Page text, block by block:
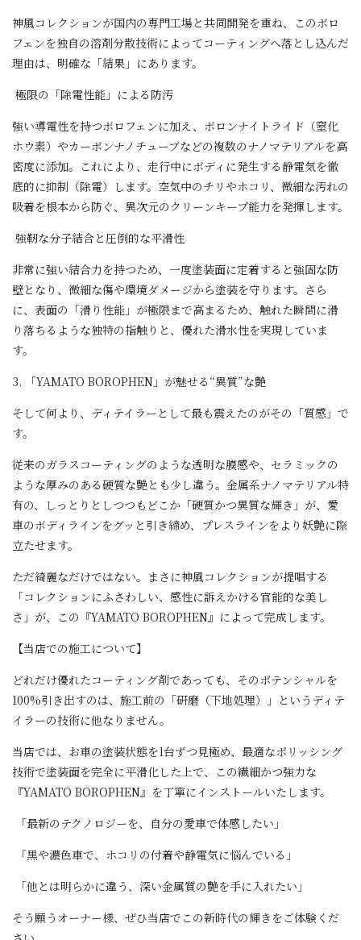
神風コレクションが国内の専門工場と共同開発を重ね、このボロ
フェンを独自の溶剤分散技術によってコーティングへ落とし込んだ
理由は、明確な「結果」にあります。
極限の「除電性能」による防汚
強い導電性を持つボロフェンに加え、ボロンナイトライド（窒化
ホウ素）やカーボンナノチューブなどの複数のナノマテリアルを高
密度に添加。これにより、走行中にボディに発生する静電気を徹
底的に抑制（除電）します。空気中のチリやホコリ、微細な汚れの
吸着を根本から防ぐ、異次元のクリーンキープ能力を発揮します。
強靭な分子結合と圧倒的な平滑性
非常に強い結合力を持つため、一度塗装面に定着すると強固な防
壁となり、微細な傷や環境ダメージから塗装を守ります。さら
に、表面の「滑り性能」が極限まで高まるため、触れた瞬間に滑
り落ちるような独特の指触りと、優れた滑水性を実現していま
す。
3. 「YAMATO BOROPHEN」が魅せる“異質”な艶
そして何より、ディテイラーとして最も震えたのがその「質感」で
す。
従来のガラスコーティングのような透明な膜感や、セラミックの
ような厚みのある硬質な艶とも少し違う。金属系ナノマテリアル特
有の、しっとりとしつつもどこか「硬質かつ異質な輝き」が、愛
車のボディラインをグッと引き締め、プレスラインをより妖艶に際
立たせます。
ただ綺麗なだけではない。まさに神風コレクションが提唱する
「コレクションにふさわしい、感性に訴えかける官能的な美し
さ」が、この『YAMATO BOROPHEN』によって完成します。
【当店での施工について】
どれだけ優れたコーティング剤であっても、そのポテンシャルを
100%引き出すのは、施工前の「研磨（下地処理）」というディテ
イラーの技術に他なりません。
当店では、お車の塗装状態を1台ずつ見極め、最適なポリッシング
技術で塗装面を完全に平滑化した上で、この繊細かつ強力な
『YAMATO BOROPHEN』を丁寧にインストールいたします。
「最新のテクノロジーを、自分の愛車で体感したい」
「黒や濃色車で、ホコリの付着や静電気に悩んでいる」
「他とは明らかに違う、深い金属質の艶を手に入れたい」
そう願うオーナー様、ぜひ当店でこの新時代の輝きをご体験くだ